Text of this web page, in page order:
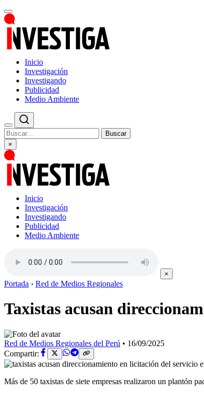
Inicio
Investigación
Investigando
Publicidad
Medio Ambiente
Buscar
×
Inicio
Investigación
Investigando
Publicidad
Medio Ambiente
×
Portada › Red de Medios Regionales
Taxistas acusan
Red de Medios Regionales del Perú • 16/09/2025
Compartir:
Más de 50 taxistas de siete empresas realizaron un plantón